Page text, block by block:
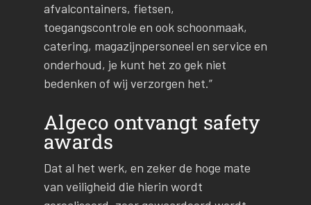
afvalcontainers, fietsen,
toegangscontrole en ook schoonmaak,
catering, magazijnpersoneel en service en
onderhoud, je kunt het zo gek niet
bedenken of wij verzorgen het.”
Algeco ontvangt safety
awards
Dat al het werk, en zeker de hoge mate
van veiligheid die hierin wordt